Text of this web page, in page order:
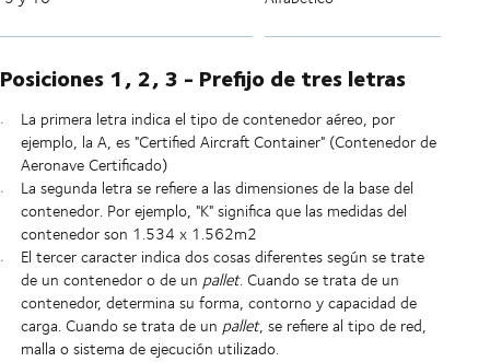
Posiciones 1, 2, 3 - Prefijo de tres letras
La primera letra indica el tipo de contenedor aéreo, por
ejemplo, la A, es "Certified Aircraft Container" (Contenedor de
Aeronave Certificado)
La segunda letra se refiere a las dimensiones de la base del
contenedor. Por ejemplo, "K" significa que las medidas del
contenedor son 1.534 x 1.562m2
El tercer caracter indica dos cosas diferentes según se trate
de un contenedor o de un pallet. Cuando se trata de un
contenedor, determina su forma, contorno y capacidad de
carga. Cuando se trata de un pallet, se refiere al tipo de red,
malla o sistema de ejecución utilizado.